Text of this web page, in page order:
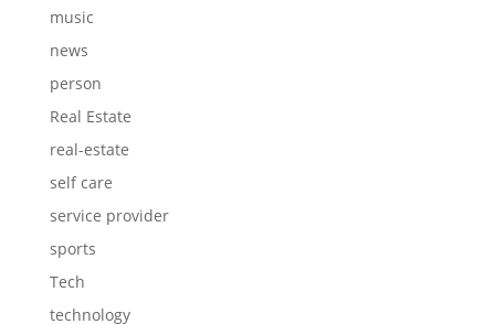
music
news
person
Real Estate
real-estate
self care
service provider
sports
Tech
technology